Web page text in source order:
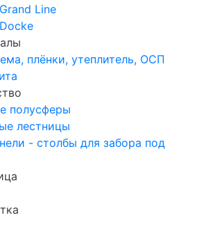
Line
плёнки, утеплитель, ОСП
полусферы
лестницы
- столбы для забора под